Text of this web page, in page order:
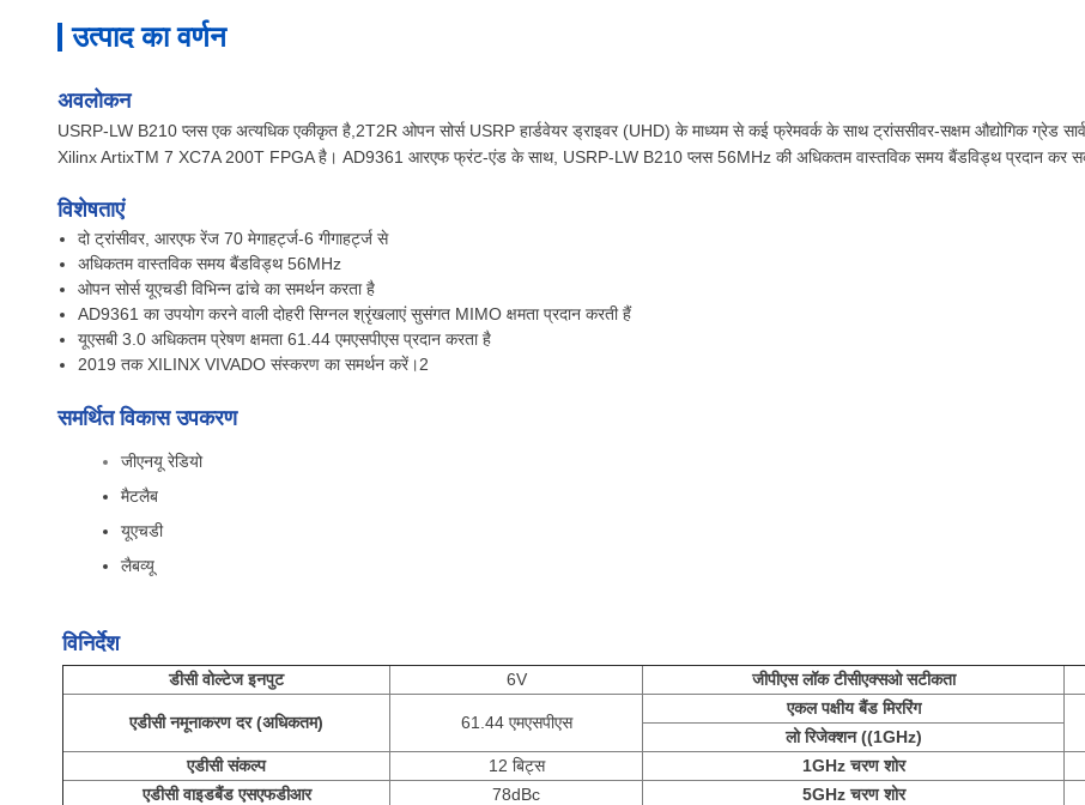
उत्पाद का वर्णन
अवलोकन
USRP-LW B210 प्लस एक अत्यधिक एकीकृत है,2T2R ओपन सोर्स USRP हार्डवेयर ड्राइवर (UHD) के माध्यम से कई फ्रेमवर्क के साथ ट्रांससीवर-सक्षम औद्योगिक ग्रेड
Xilinx ArtixTM 7 XC7A 200T FPGA है। AD9361 आरएफ फ्रंट-एंड के साथ, USRP-LW B210 प्लस 56MHz की अधिकतम वास्तविक समय बैंडविड्थ प्रदान कर
विशेषताएं
दो ट्रांसीवर, आरएफ रेंज 70 मेगाहर्ट्ज-6 गीगाहर्ट्ज से
अधिकतम वास्तविक समय बैंडविड्थ 56MHz
ओपन सोर्स यूएचडी विभिन्न ढांचे का समर्थन करता है
AD9361 का उपयोग करने वाली दोहरी सिग्नल श्रृंखलाएं सुसंगत MIMO क्षमता प्रदान करती हैं
यूएसबी 3.0 अधिकतम प्रेषण क्षमता 61.44 एमएसपीएस प्रदान करता है
2019 तक XILINX VIVADO संस्करण का समर्थन करें।2
समर्थित विकास उपकरण
जीएनयू रेडियो
मैटलैब
यूएचडी
लैबव्यू
विनिर्देश
डीसी वोल्टेज इनपुट 6V जीपीएस लॉक टीसीएक्सओ सटीकता
एडीसी नमूनाकरण दर (अधिकतम) 61.44 एमएसपीएस
एकल पक्षीय बैंड मिररिंग
लो रिजेक्शन ((1GHz)
एडीसी संकल्प
12 बिट्स 1GHz चरण शोर
एडीसी वाइडबैंड एसएफडीआर
78dBc 5GHz चरण शोर